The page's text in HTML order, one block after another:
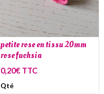
petite rose en tissu 20mm
rose fuchsia
0,20€ TTC
Qté